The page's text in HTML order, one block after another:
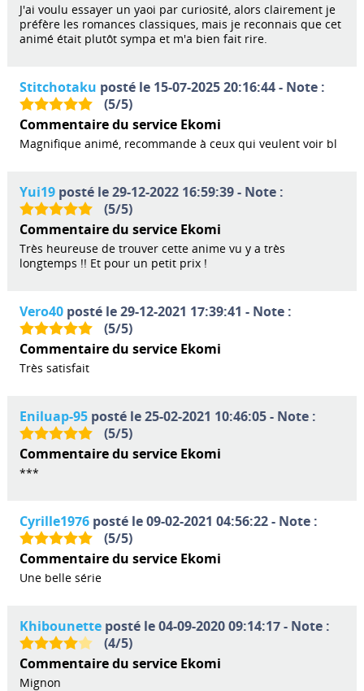
J'ai voulu essayer un yaoi par curiosité, alors clairement je
préfère les romances classiques, mais je reconnais que cet
animé était plutôt sympa et m'a bien fait rire.
Stitchotaku posté le 15-07-2025 20:16:44 - Note :
(5/5)
Commentaire du service Ekomi
Magnifique animé, recommande à ceux qui veulent voir bl
Yui19posté le 29-12-2022 16:59:39 - Note :
(5/5)
Commentaire du service Ekomi
Très heureuse de trouver cette anime vu y a très
longtemps !! Et pour un petit prix !
Vero40posté le 29-12-2021 17:39:41 - Note :
(5/5)
Commentaire du service Ekomi
Très satisfait
Eniluap-95posté le 25-02-2021 10:46:05 - Note :
(5/5)
Commentaire du service Ekomi
***
Cyrille1976posté le 09-02-2021 04:56:22 - Note :
(5/5)
Commentaire du service Ekomi
Une belle série
Khibounetteposté le 04-09-2020 09:14:17 - Note :
(4/5)
Commentaire du service Ekomi
Mignon